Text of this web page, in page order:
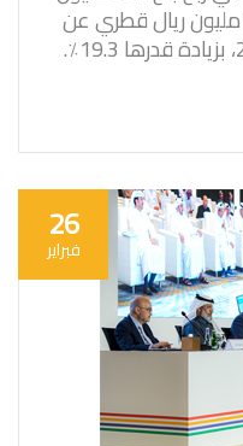
ريال قطري مقارنة مع 320.1 مليون ريال قطري عن
26
فبراير